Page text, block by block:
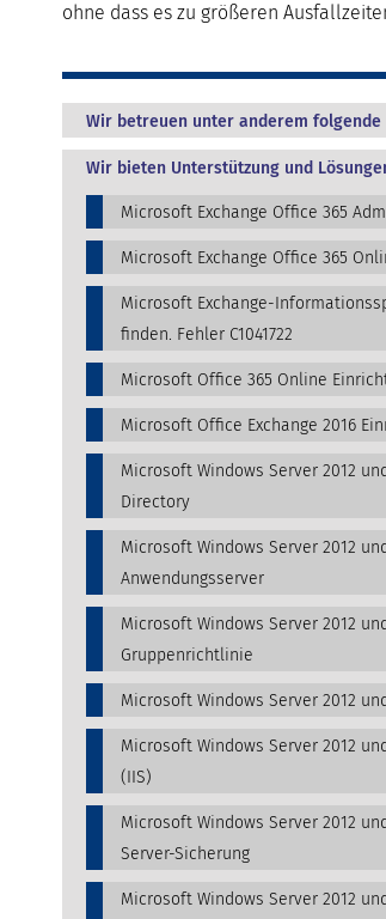
ohne dass es zu größeren
Wir betreuen unter anderem folgende
Wir bieten Unterstützung und
Microsoft Exchange Office 365
Microsoft Exchange Office 365
Microsoft Exchange-
finden. Fehler C1041722
Microsoft Office 365 Online
Microsoft Office Exchange 2016
Microsoft Windows Server 2012
Directory
Microsoft Windows Server 2012
Anwendungsserver
Microsoft Windows Server 2012
Gruppenrichtlinie
Microsoft Windows Server 2012
Microsoft Windows Server 2012
(IIS)
Microsoft Windows Server 2012
Server-Sicherung
Microsoft Windows Server 2012